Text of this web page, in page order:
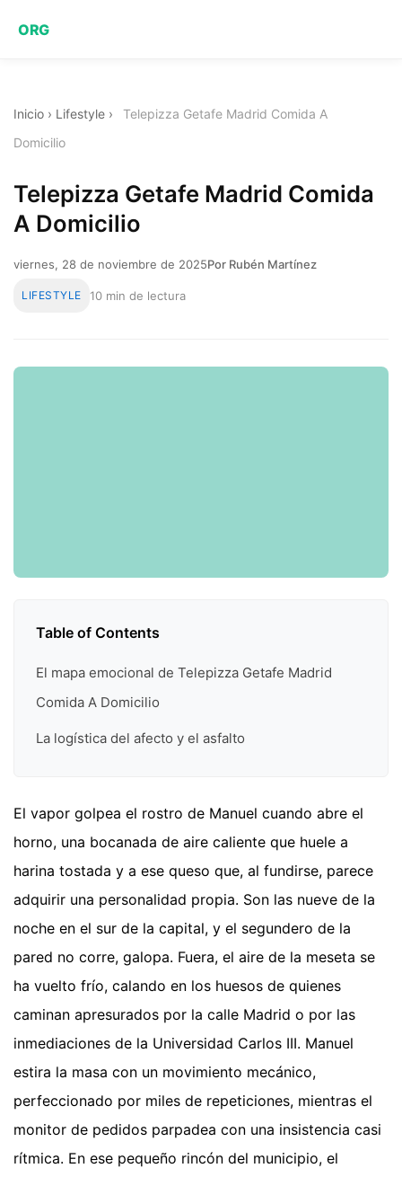
ORG
Inicio › Lifestyle ›
Telepizza Getafe Madrid Comida A
Domicilio
Telepizza Getafe Madrid Comida
A Domicilio
viernes, 28 de noviembre de 2025Por Rubén Martínez
LIFESTYLE 10 min de lectura
Table of Contents
El mapa emocional de Telepizza Getafe Madrid
Comida A Domicilio
La logística del afecto y el asfalto
El vapor golpea el rostro de Manuel cuando abre el
horno, una bocanada de aire caliente que huele a
harina tostada y a ese queso que, al fundirse, parece
adquirir una personalidad propia. Son las nueve de la
noche en el sur de la capital, y el segundero de la
pared no corre, galopa. Fuera, el aire de la meseta se
ha vuelto frío, calando en los huesos de quienes
caminan apresurados por la calle Madrid o por las
inmediaciones de la Universidad Carlos III. Manuel
estira la masa con un movimiento mecánico,
perfeccionado por miles de repeticiones, mientras el
monitor de pedidos parpadea con una insistencia casi
rítmica. En ese pequeño rincón del municipio, el